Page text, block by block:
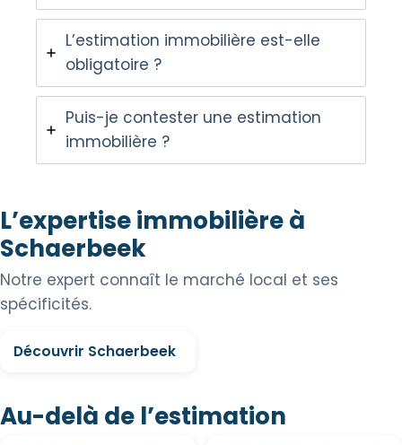
L’estimation immobilière est-elle
obligatoire ?
Puis-je contester une estimation
immobilière ?
L’expertise immobilière à
Schaerbeek
Notre expert connaît le marché local et ses
spécificités.
Découvrir Schaerbeek
Au-delà de l’estimation